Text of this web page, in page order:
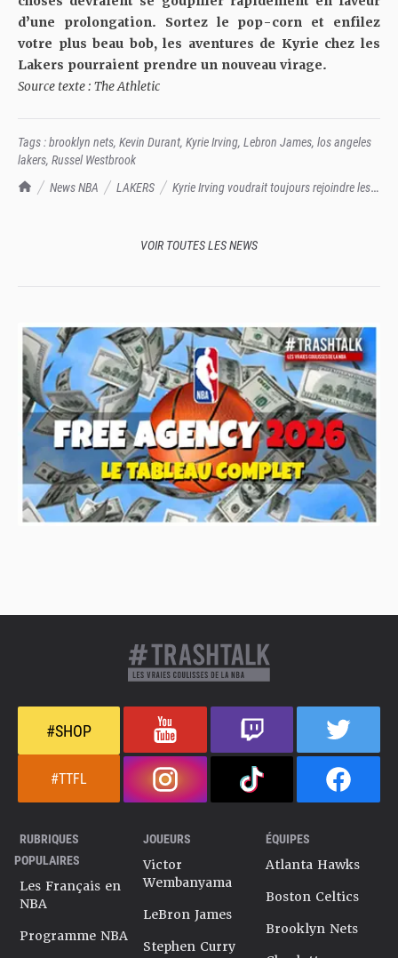
TrashTalk Actu NBA
News NBA LAKERS
Kyrie Irving voudrait toujours rejoindre les
d’une prolongation. Sortez le pop-corn et enfilez
votre plus beau bob, les aventures de Kyrie chez les
Lakers pourraient prendre un nouveau virage.
Source texte : The Athletic
Tags :brooklyn nets, Kevin Durant, Kyrie Irving, Lebron James, los angeles
lakers, Russel Westbrook
VOIR TOUTES LES NEWS
#SHOP
#TTFL
RUBRIQUES
POPULAIRES
Les Français en
NBA
Programme NBA
JOUEURS
Victor
Wembanyama
LeBron James
Stephen Curry
ÉQUIPES
Atlanta Hawks
Boston Celtics
Brooklyn Nets